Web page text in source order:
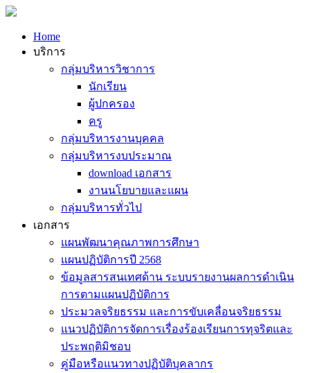
Home
บริการ
กลุ่มบริหารวิชาการ
นักเรียน
ผู้ปกครอง
ครู
กลุ่มบริหารงานบุคคล
กลุ่มบริหารงบประมาณ
download เอกสาร
งานนโยบายและแผน
กลุ่มบริหารทั่วไป
เอกสาร
แผนพัฒนาคุณภาพการศึกษา
แผนปฏิบัติการปี 2568
ข้อมูลสารสนเทศด้าน ระบบรายงานผลการดำเนิน
การตามแผนปฏิบัติการ
ประมวลจริยธรรม และการขับเคลื่อนจริยธรรม
แนวปฏิบัติการจัดการเรื่องร้องเรียนการทุจริตและ
ประพฤติมิชอบ
คู่มือหรือแนวทางปฏิบัติบุคลากร